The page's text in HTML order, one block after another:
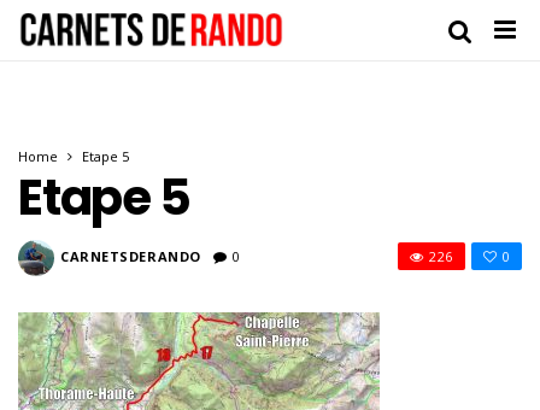
Home Etape 5
Etape 5
CARNETSDERANDO 0 0
226